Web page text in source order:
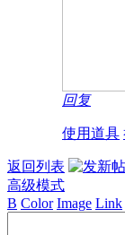
回复
使用道具
返回列表
高级模式
B Color Image Link